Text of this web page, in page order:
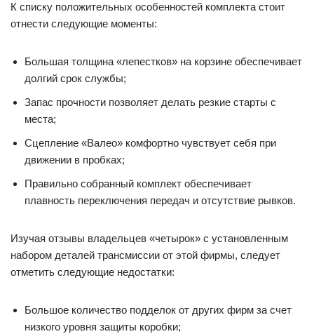
К списку положительных особенностей комплекта стоит
отнести следующие моменты:
Большая толщина «лепестков» на корзине обеспечивает
долгий срок службы;
Запас прочности позволяет делать резкие старты с
места;
Сцепление «Валео» комфортно чувствует себя при
движении в пробках;
Правильно собранный комплект обеспечивает
плавность переключения передач и отсутствие рывков.
Изучая отзывы владельцев «четырок» с установленным
набором деталей трансмиссии от этой фирмы, следует
отметить следующие недостатки:
Большое количество подделок от других фирм за счет
низкого уровня защиты коробки;